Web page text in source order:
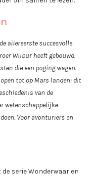
allereerste succesvolle
Wilbur heeft gebouwd.
die een poging wagen.
tot op Mars landen: dit
van de
wetenschappelijke
Voor avonturiers en
serie Wonderwaar en